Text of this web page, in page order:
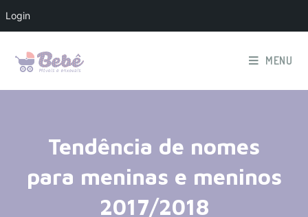
Login
MENU
Tendência de nomes
para meninas e meninos
2017/2018